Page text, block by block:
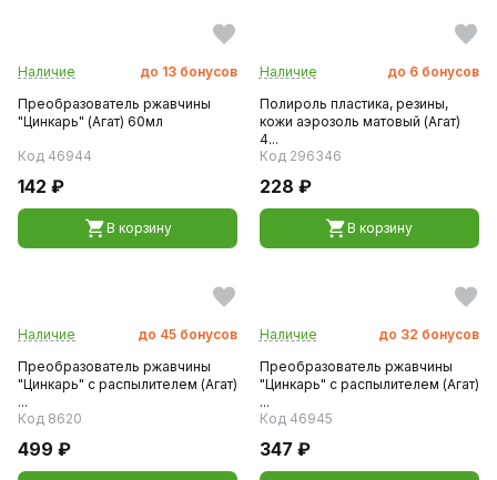
Наличие до 13 бонусов
Преобразователь ржавчины
"Цинкарь" (Агат) 60мл
Код 46944
142 ₽
В корзину
Наличие до 6 бонусов
Полироль пластика, резины,
кожи аэрозоль матовый (Агат)
4...
Код 296346
228 ₽
В корзину
Наличие до 45 бонусов
Преобразователь ржавчины
"Цинкарь" с распылителем (Агат)
...
Код 8620
499 ₽
Наличие до 32 бонусов
Преобразователь ржавчины
"Цинкарь" с распылителем (Агат)
...
Код 46945
347 ₽